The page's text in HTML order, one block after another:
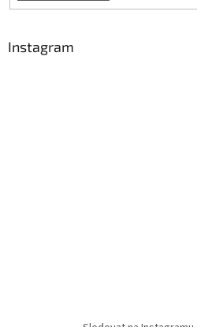
Instagram